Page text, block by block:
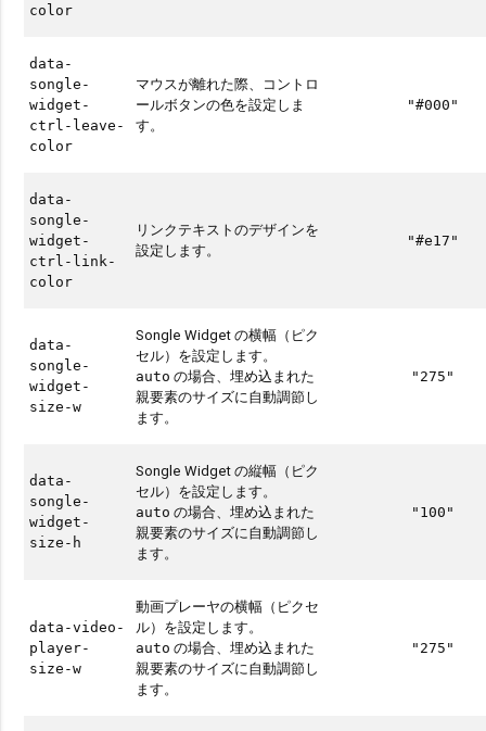
color
data-
songle-
widget-
ctrl-leave-
color
マウスが離れた際、コントロ
ールボタンの色を設定しま
す。
"#000"
data-
songle-
widget-
ctrl-link-
color
リンクテキストのデザインを
設定します。
"#e17"
data-
songle-
widget-
size-w
Songle Widget の横幅（ピク
セル）を設定します。
auto の場合、埋め込まれた
親要素のサイズに自動調節し
ます。
"275"
data-
songle-
widget-
size-h
Songle Widget の縦幅（ピク
セル）を設定します。
auto の場合、埋め込まれた
親要素のサイズに自動調節し
ます。
"100"
data-video-
player-
size-w
動画プレーヤの横幅（ピクセ
ル）を設定します。
auto の場合、埋め込まれた
親要素のサイズに自動調節し
ます。
"275"